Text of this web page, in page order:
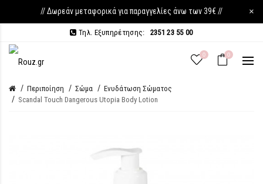
// Δωρεάν μεταφορικά για παραγγελίες άνω των 39€ // ×
Τηλ. Εξυπηρέτησης: 2351 23 55 00
0 0
Περιποίηση Σώμα
Ενυδάτωση Σώματος
Scandal Touch Dangerous Utopia Body Lotion